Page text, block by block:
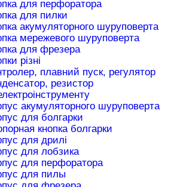
для перфоратора
для пилки
акумуляторного шуруповерта
мережевого шуруповерта
для фрезера
різні
плавний пуск, регулятор
резистор
акумуляторного шуруповерта
для болгарки
кнопка болгарки
для дрилі
для лобзика
для перфоратора
для пилы